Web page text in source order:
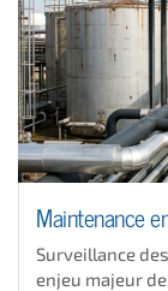
Maintenance
Surveillance
enjeu majeur